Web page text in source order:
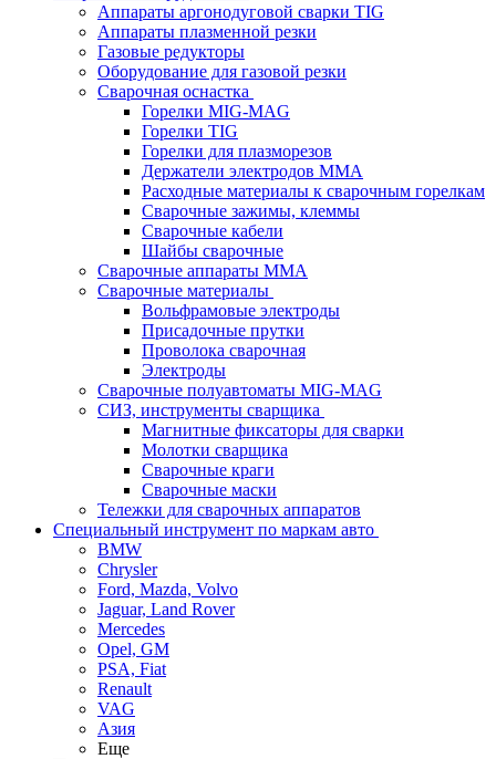
Аппараты аргонодуговой сварки TIG
Аппараты плазменной резки
Газовые редукторы
Оборудование для газовой резки
Сварочная оснастка
Горелки MIG-MAG
Горелки TIG
Горелки для плазморезов
Держатели электродов ММА
Расходные материалы к сварочным горелкам
Сварочные зажимы, клеммы
Сварочные кабели
Шайбы сварочные
Сварочные аппараты MMA
Сварочные материалы
Вольфрамовые электроды
Присадочные прутки
Проволока сварочная
Электроды
Сварочные полуавтоматы MIG-MAG
СИЗ, инструменты сварщика
Магнитные фиксаторы для сварки
Молотки сварщика
Сварочные краги
Сварочные маски
Тележки для сварочных аппаратов
Специальный инструмент по маркам авто
BMW
Chrysler
Ford, Mazda, Volvo
Jaguar, Land Rover
Mercedes
Opel, GM
PSA, Fiat
Renault
VAG
Азия
Еще